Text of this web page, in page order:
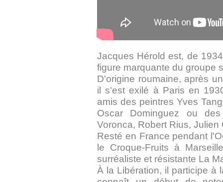
Jacques Hérold est, de
figure marquante du groupe
D'origine roumaine, après
il s'est exilé à Paris en
amis des peintres Yves
Oscar Dominguez ou
Voronca, Robert Rius, Julien
Resté en France pendant
le Croque-Fruits à
surréaliste et résistante La
À la Libération, il participe à